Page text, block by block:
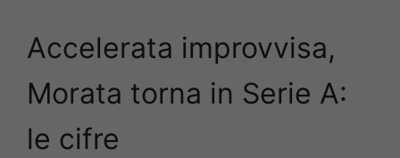
Accelerata improvvisa,
Morata torna in Serie A:
le cifre